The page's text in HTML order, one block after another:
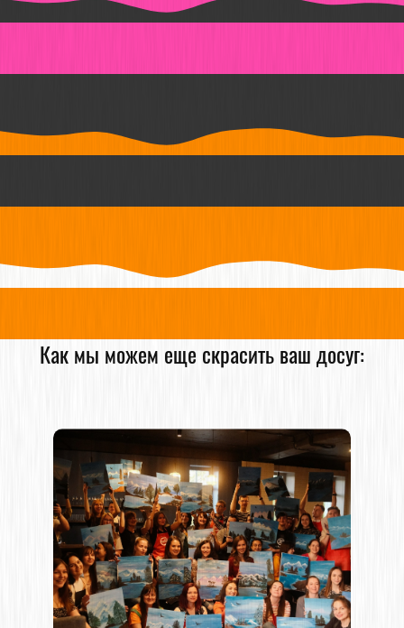
Как мы можем еще скрасить ваш досуг: